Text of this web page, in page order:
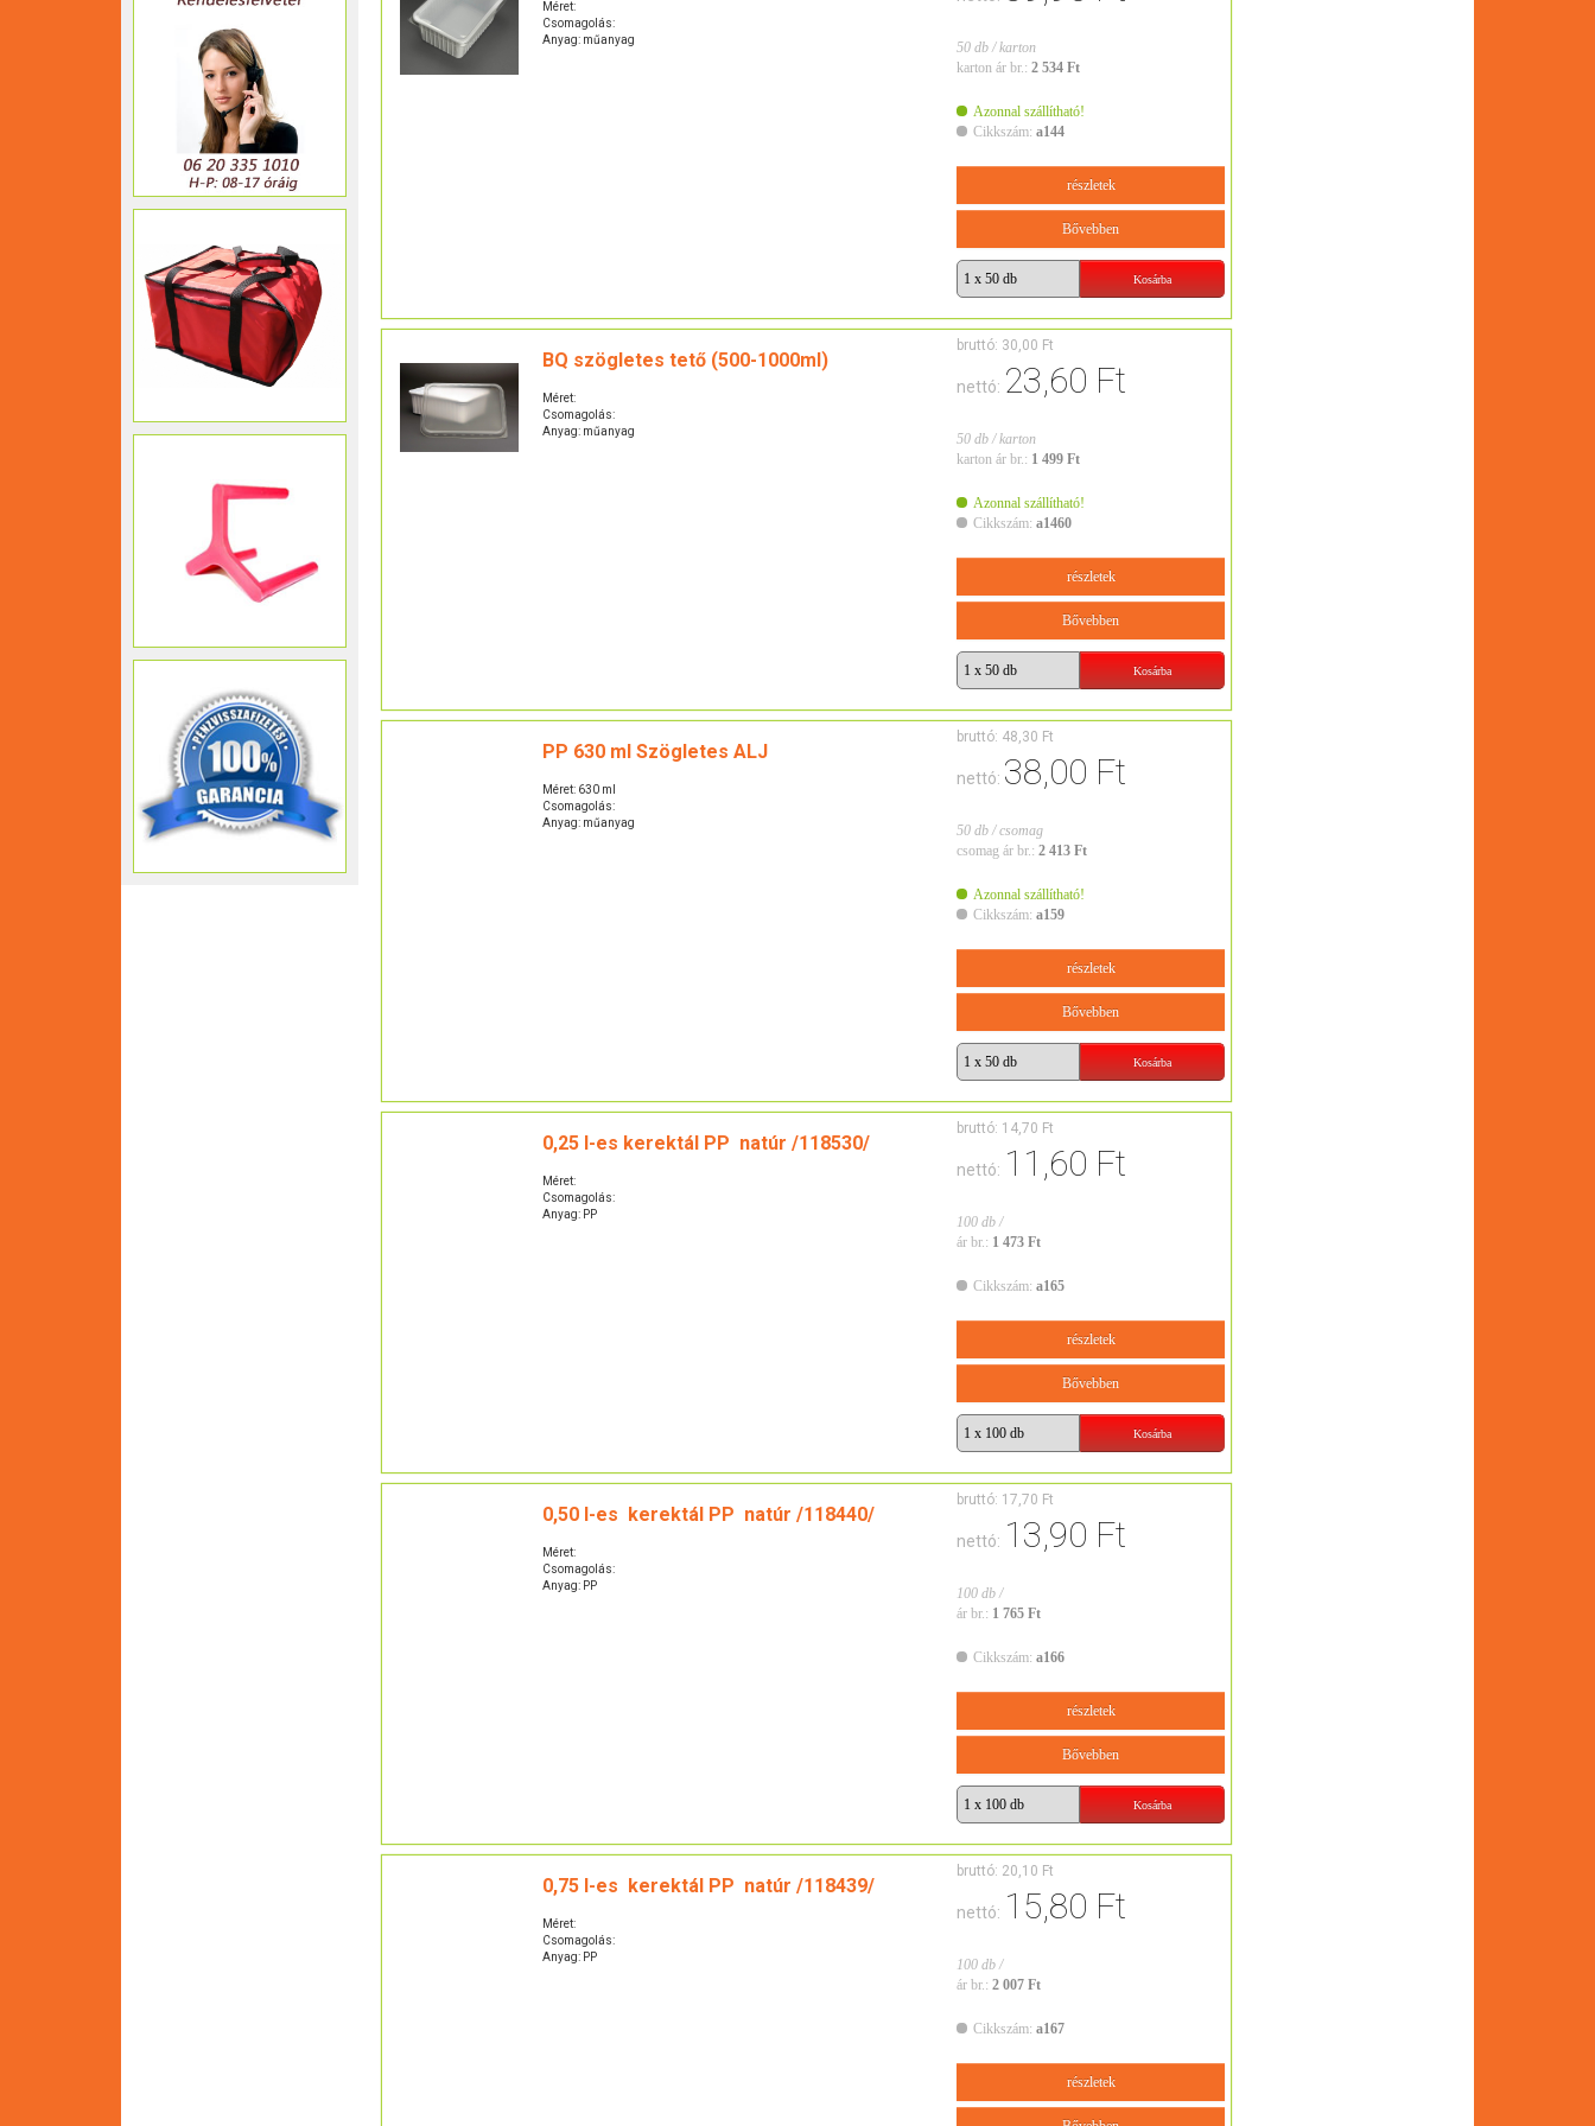
Méret:
Csomagolás:
Anyag: műanyag
50 db / karton
karton ár br.: 2 534 Ft
Azonnal szállítható!
Cikkszám: a144
részletek
Bővebben
BQ szögletes tető (500-1000ml)
Méret:
Csomagolás:
Anyag: műanyag
bruttó: 30,00 Ft
nettó: 23,60 Ft
50 db / karton
karton ár br.: 1 499 Ft
Azonnal szállítható!
Cikkszám: a1460
részletek
Bővebben
PP 630 ml Szögletes ALJ
Méret: 630 ml
Csomagolás:
Anyag: műanyag
bruttó: 48,30 Ft
nettó: 38,00 Ft
50 db / csomag
csomag ár br.: 2 413 Ft
Azonnal szállítható!
Cikkszám: a159
részletek
Bővebben
0,25 l-es kerektál PP natúr /118530/
Méret:
Csomagolás:
Anyag: PP
bruttó: 14,70 Ft
nettó: 11,60 Ft
100 db /
ár br.: 1 473 Ft
Cikkszám: a165
részletek
Bővebben
0,50 l-es kerektál PP natúr /118440/
Méret:
Csomagolás:
Anyag: PP
bruttó: 17,70 Ft
nettó: 13,90 Ft
100 db /
ár br.: 1 765 Ft
Cikkszám: a166
részletek
Bővebben
0,75 l-es kerektál PP natúr /118439/
Méret:
Csomagolás:
Anyag: PP
bruttó: 20,10 Ft
nettó: 15,80 Ft
100 db /
ár br.: 2 007 Ft
Cikkszám: a167
részletek